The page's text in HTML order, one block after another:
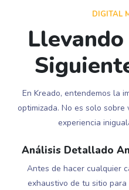
DIGITAL
En Kreado, entendemos la
optimizada. No es solo
experiencia
Análisis Detallado
Antes de hacer cualquier
exhaustivo de tu sitio